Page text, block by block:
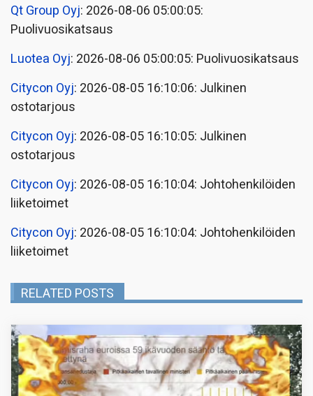
Qt Group Oyj: 2026-08-06 05:00:05:
Puolivuosikatsaus
Luotea Oyj: 2026-08-06 05:00:05: Puolivuosikatsaus
Citycon Oyj: 2026-08-05 16:10:06: Julkinen
ostotarjous
Citycon Oyj: 2026-08-05 16:10:05: Julkinen
ostotarjous
Citycon Oyj: 2026-08-05 16:10:04: Johtohenkilöiden
liiketoimet
Citycon Oyj: 2026-08-05 16:10:04: Johtohenkilöiden
liiketoimet
RELATED POSTS